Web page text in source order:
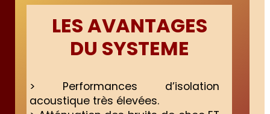
LES AVANTAGES
DU SYSTEME
> Performances d’isolation
acoustique très élevées.